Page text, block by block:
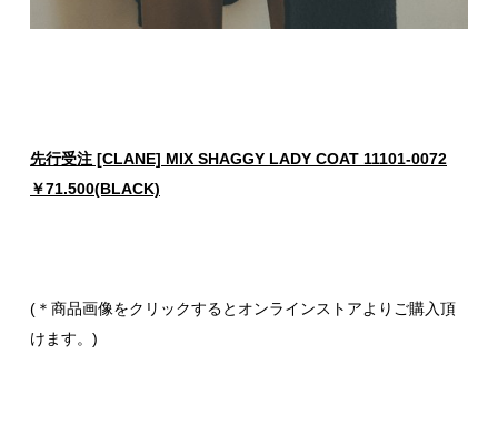
先行受注 [CLANE] MIX SHAGGY LADY COAT 11101-0072
￥71.500(BLACK)
(＊商品画像をクリックするとオンラインストアよりご購入頂
けます。)